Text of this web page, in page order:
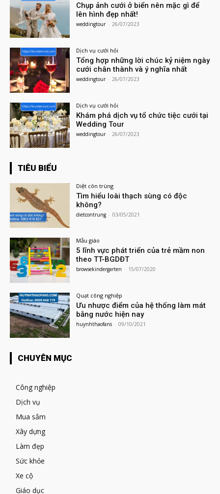
Chụp ảnh cưới ở biển nên mặc gì để
lên hình đẹp nhất!
weddingtour - 26/07/2023
Dịch vụ cưới hỏi
Tổng hợp những lời chúc kỷ niệm ngày
cưới chân thành và ý nghĩa nhất
weddingtour - 26/07/2023
Dịch vụ cưới hỏi
Khám phá dịch vụ tổ chức tiệc cưới tại
Wedding Tour
weddingtour - 26/07/2023
TIÊU BIỂU
Diệt côn trùng
Tìm hiểu loài thạch sùng có độc
không?
dietcontrung - 03/05/2021
Mẫu giáo
5 lĩnh vực phát triển của trẻ mầm non
theo TT-BGDĐT
browsekindergarten - 15/07/2020
Quạt công nghiệp
Ưu nhược điểm của hệ thống làm mát
bằng nước hiện nay
huynhthaofans - 09/10/2021
CHUYÊN MỤC
Công nghiệp
Dịch vụ
Mua sắm
Xây dựng
Làm đẹp
Sức khỏe
Xe cộ
Giáo dục